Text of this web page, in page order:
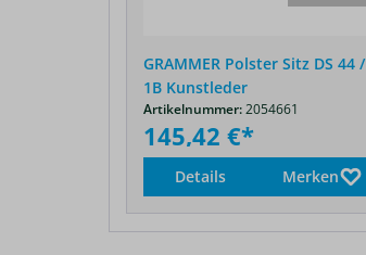
GRAMMER Polster Sitz DS 44 /
1B Kunstleder
Artikelnummer:2054661
145,42 €*
Details Merken